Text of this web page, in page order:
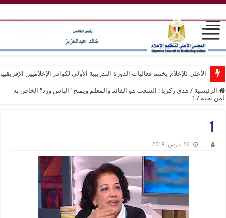
الأعلى للإعلام يختتم فعاليات الدورة التدريبية الأولى لكوادر الإعلاميين
الرئيسية / هدى زكريا : الشعب هو القائد والمعلم ويمنح "الباس ورد" الخاص به
لمن يحبه /
1
1
26 مارس، 2018